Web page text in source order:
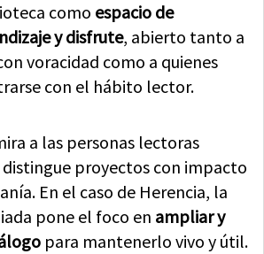
como espacio de
y disfrute, abierto tanto a
voracidad como a quienes
con el hábito lector.
a las personas lectoras
proyectos con impacto
En el caso de Herencia, la
pone el foco en ampliar y
para mantenerlo vivo y útil.